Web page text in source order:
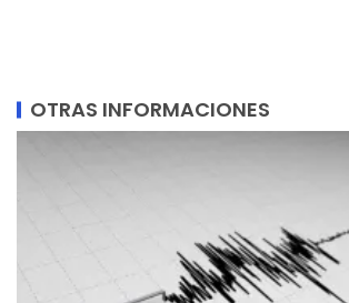
OTRAS INFORMACIONES